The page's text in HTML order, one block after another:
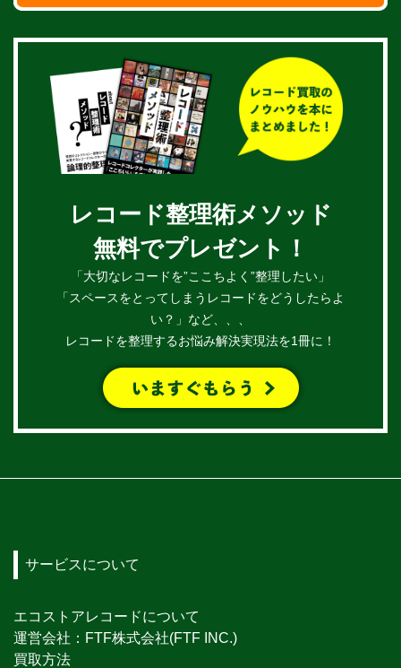
レコード整理術メソッド
無料でプレゼント！
「大切なレコードを”ここちよく”整理したい」
「スペースをとってしまうレコードをどうしたらよ
い？」など、、、
レコードを整理するお悩み解決実現法を1冊に！
サービスについて
エコストアレコードについて
運営会社：FTF株式会社(FTF INC.)
買取方法